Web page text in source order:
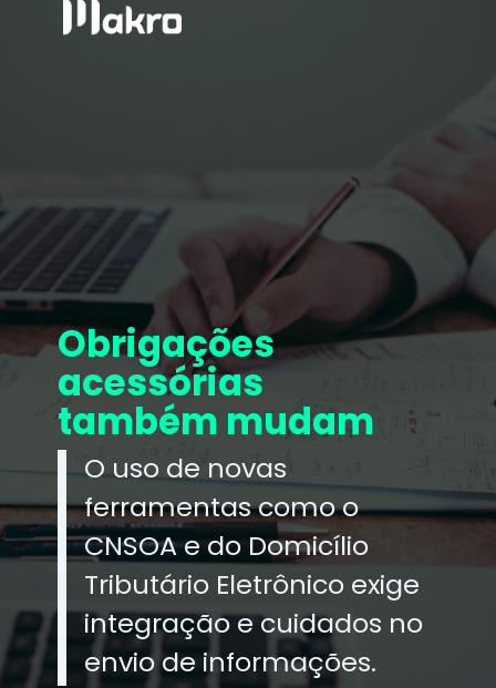
Obrigações
acessórias
também mudam
O uso de novas
ferramentas como o
CNSOA e do Domicílio
Tributário Eletrônico exige
integração e cuidados no
envio de informações.